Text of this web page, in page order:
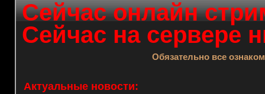
Сейчас онлайн
Сейчас на сервере
Обязательно все
Актуальные новости: